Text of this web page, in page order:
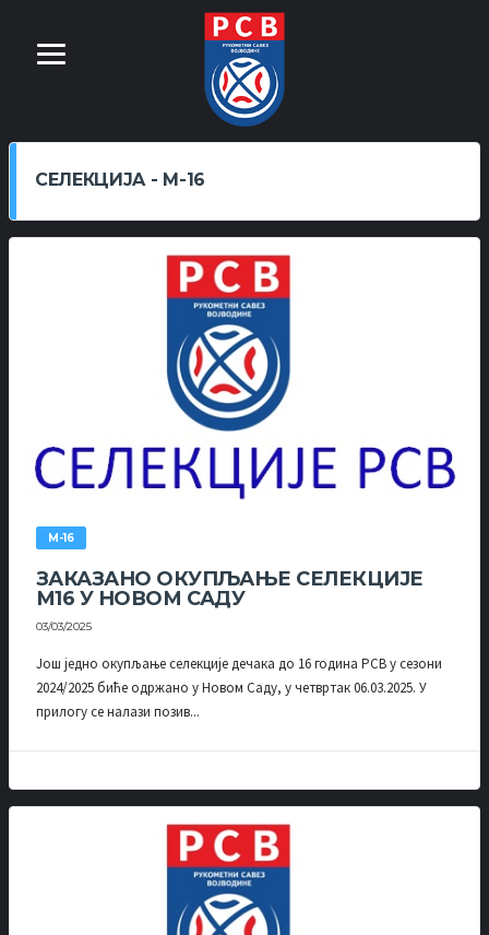
СЕЛЕКЦИЈA - М-16
М-16
ЗАКАЗАНО ОКУПЉАЊЕ СЕЛЕКЦИЈЕ
М16 У НОВОМ САДУ
03/03/2025
Још једно окупљање селекције дечака до 16 година РСВ у сезони
2024/2025 биће одржано у Новом Саду, у четвртак 06.03.2025. У
прилогу се налази позив...